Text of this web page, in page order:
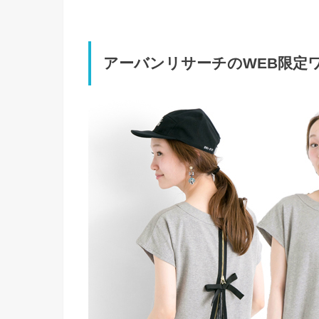
アーバンリサーチのWEB限定